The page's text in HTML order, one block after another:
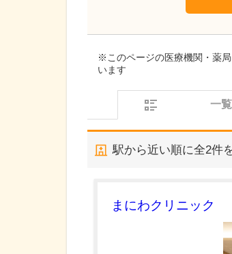
※このページの医療機関・薬
います
一
駅から近い順に全2件
まにわクリニック